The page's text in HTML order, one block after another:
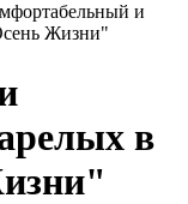
и
Жизни"
в